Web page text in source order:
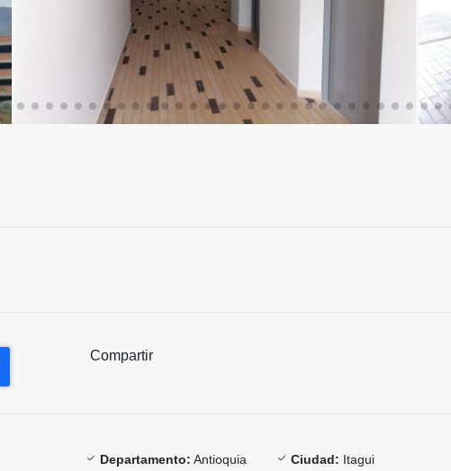
Compartir
Departamento: Antioquia Ciudad: Itagui